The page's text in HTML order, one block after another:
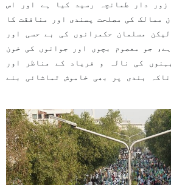
دار طمانچہ رسید کیا ہے اور اس
ممالک کی مصلحت پسندی اور منافقت کا
مسلمان حکمرانوں کی بے حسی اور
جو معصوم بچوں اور جوانوں کی خون
کی نالہ و فریاد کے مناظر اور
بندی پر بھی خاموش تماشائی بنے